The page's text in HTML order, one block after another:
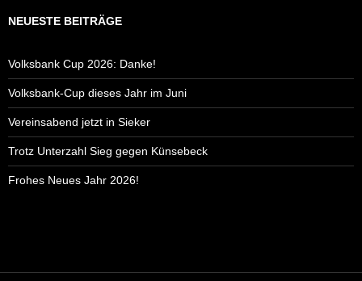
NEUESTE BEITRÄGE
Volksbank Cup 2026: Danke!
Volksbank-Cup dieses Jahr im Juni
Vereinsabend jetzt in Sieker
Trotz Unterzahl Sieg gegen Künsebeck
Frohes Neues Jahr 2026!